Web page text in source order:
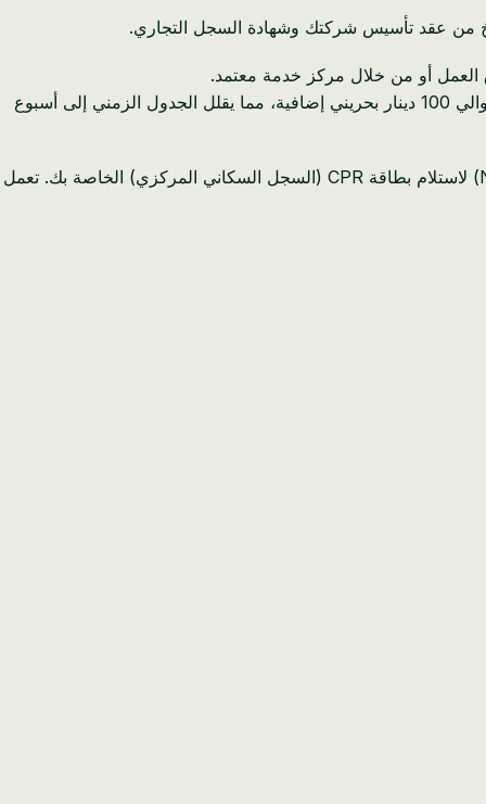
من عقد تأسيس شركتك وشهادة السجل التجاري.
عادةً ما تتم معالجة الطلبات التي تشمل جميع المستندات الصحيحة في غضون أسبوعين إلى أربعة أسابيع. تتوفر معالجة مستعجلة مقابل حوالي 100 دينار بحريني إضافية، مما يقلل الجدول الزمني إلى أسبوع
بمجرد موافقة هيئة تنظيم سوق العمل على تأشيرة المستثمر الخاصة بك، قم بالتسجيل لدى الهيئة الوطنية لتنظيم السجل السكاني (NPRA) لاستلام بطاقة CPR (السجل السكاني المركزي) الخاصة بك. تعمل